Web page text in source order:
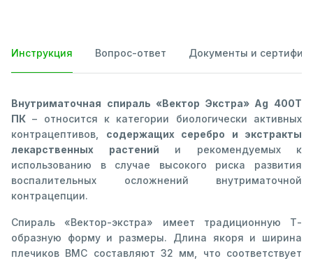
Инструкция Вопрос-ответ Документы и
Внутриматочная спираль «Вектор Экстра» Ag 400T
ПК – относится к категории биологически активных
контрацептивов, содержащих серебро и экстракты
лекарственных растений и рекомендуемых к
использованию в случае высокого риска развития
воспалительных осложнений внутриматочной
контрацепции.
Спираль «Вектор-экстра» имеет традиционную Т-
образную форму и размеры. Длина якоря и ширина
плечиков ВМС составляют 32 мм, что соответствует